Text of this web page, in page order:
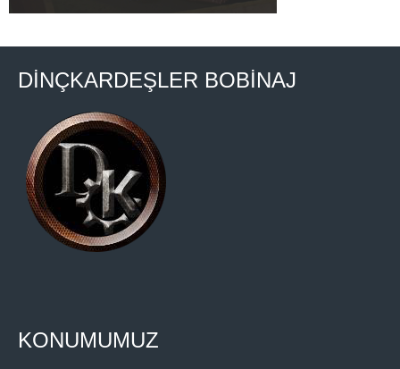
DİNÇKARDEŞLER BOBİNAJ
KONUMUMUZ